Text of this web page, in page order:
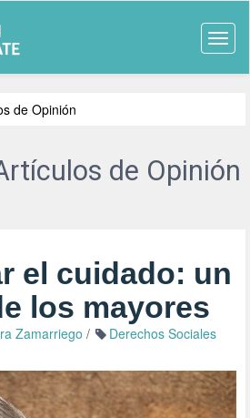
de Opinión
de Opinión
el cuidado: un
los mayores
Zamarriego / Derechos Sociales